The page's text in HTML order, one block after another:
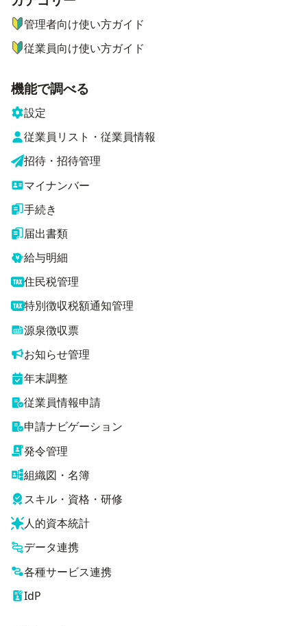
管理者向け使い方ガイド
従業員向け使い方ガイド
機能で調べる
設定
従業員リスト・従業員情報
招待・招待管理
マイナンバー
手続き
届出書類
給与明細
住民税管理
特別徴収税額通知管理
源泉徴収票
お知らせ管理
年末調整
従業員情報申請
申請ナビゲーション
発令管理
組織図・名簿
スキル・資格・研修
人的資本統計
データ連携
各種サービス連携
IdP